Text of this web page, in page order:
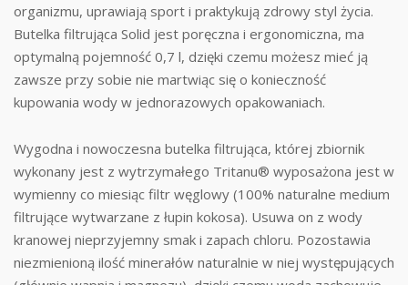
organizmu, uprawiają sport i praktykują zdrowy styl życia.
Butelka filtrująca Solid jest poręczna i ergonomiczna, ma
optymalną pojemność 0,7 l, dzięki czemu możesz mieć ją
zawsze przy sobie nie martwiąc się o konieczność
kupowania wody w jednorazowych opakowaniach.
Wygodna i nowoczesna butelka filtrująca, której zbiornik
wykonany jest z wytrzymałego Tritanu® wyposażona jest w
wymienny co miesiąc filtr węglowy (100% naturalne medium
filtrujące wytwarzane z łupin kokosa). Usuwa on z wody
kranowej nieprzyjemny smak i zapach chloru. Pozostawia
niezmienioną ilość minerałów naturalnie w niej występujących